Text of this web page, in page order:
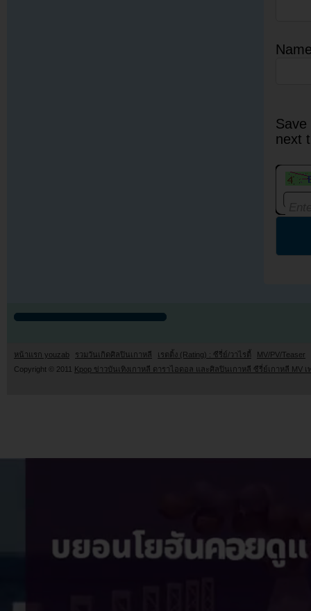
next
หน้าแรก youzab รวมวันเกิดศิลปินเกาหลี เรตติ้ง (Rating) : ซีรี่ย์/วาไรตี้
MV/PV/Teaser
Copyright © 2011 Kpop ข่าวบันเทิงเกาหลี ดาราไอดอล และศิลปินเกาหลี ซีรี่ย์เกาหลี MV